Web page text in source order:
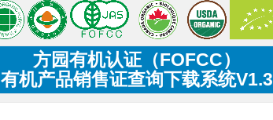
方园有机认证（FOFCC）
有机产品销售证查询下载系统V1.3